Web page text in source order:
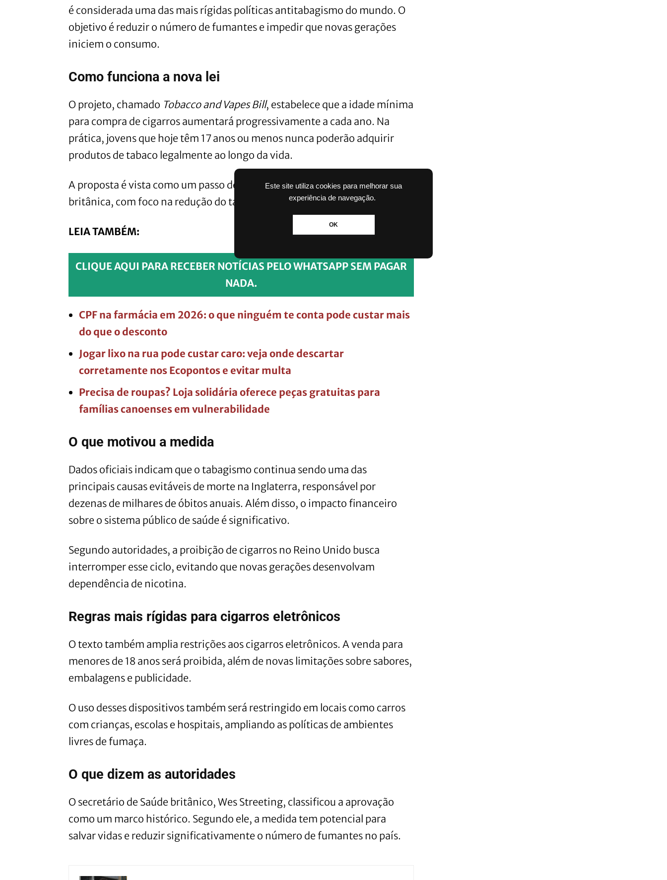
Este site utiliza cookies para melhorar sua
experiência de navegação.
OK
é considerada uma das mais rígidas políticas antitabagismo do mundo. O
objetivo é reduzir o número de fumantes e impedir que novas gerações
iniciem o consumo.
Como funciona a nova lei
O projeto, chamado Tobacco and Vapes Bill, estabelece que a idade mínima
para compra de cigarros aumentará progressivamente a cada ano. Na
prática, jovens que hoje têm 17 anos ou menos nunca poderão adquirir
produtos de tabaco legalmente ao longo da vida.
A proposta é vista como um passo decisivo na política de saúde pública
britânica, com foco na redução do tabagismo a longo prazo.
LEIA TAMBÉM:
CLIQUE AQUI PARA RECEBER NOTÍCIAS PELO WHATSAPP SEM PAGAR
NADA.
CPF na farmácia em 2026: o que ninguém te conta pode custar mais
do que o desconto
Jogar lixo na rua pode custar caro: veja onde descartar
corretamente nos Ecopontos e evitar multa
Precisa de roupas? Loja solidária oferece peças gratuitas para
famílias canoenses em vulnerabilidade
O que motivou a medida
Dados oficiais indicam que o tabagismo continua sendo uma das
principais causas evitáveis de morte na Inglaterra, responsável por
dezenas de milhares de óbitos anuais. Além disso, o impacto financeiro
sobre o sistema público de saúde é significativo.
Segundo autoridades, a proibição de cigarros no Reino Unido busca
interromper esse ciclo, evitando que novas gerações desenvolvam
dependência de nicotina.
Regras mais rígidas para cigarros eletrônicos
O texto também amplia restrições aos cigarros eletrônicos. A venda para
menores de 18 anos será proibida, além de novas limitações sobre sabores,
embalagens e publicidade.
O uso desses dispositivos também será restringido em locais como carros
com crianças, escolas e hospitais, ampliando as políticas de ambientes
livres de fumaça.
O que dizem as autoridades
O secretário de Saúde britânico, Wes Streeting, classificou a aprovação
como um marco histórico. Segundo ele, a medida tem potencial para
salvar vidas e reduzir significativamente o número de fumantes no país.